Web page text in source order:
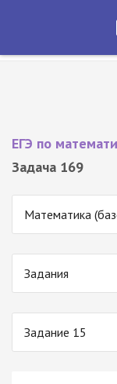
ЕГЭ по
Задача 169
Математика
Задания
Задание 15